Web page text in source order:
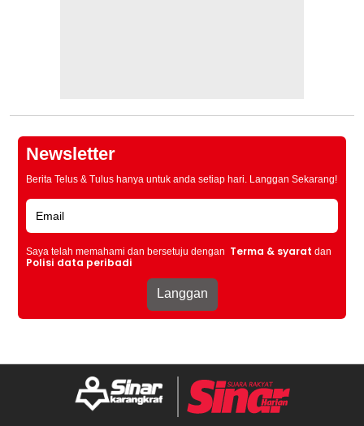
Newsletter
Berita Telus & Tulus hanya untuk anda setiap hari. Langgan Sekarang!
Saya telah memahami dan bersetuju dengan Terma & syarat dan
Polisi data peribadi